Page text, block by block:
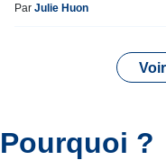
Par Julie Huon
Pourquoi ?